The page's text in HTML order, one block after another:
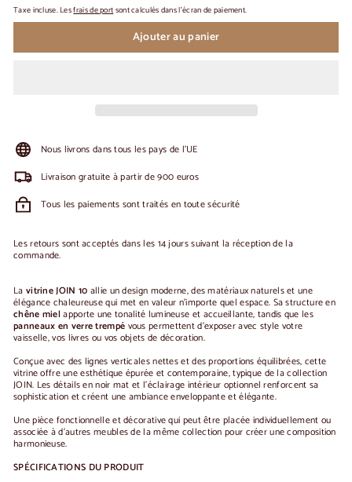
Taxe incluse. Lesfrais de portsont calculés dans l'écran de paiement.
Ajouter au panier
Nous livrons dans tous les pays de l'UE
Livraison gratuite à partir de 900 euros
Tous les paiements sont traités en toute sécurité
Les retours sont acceptés dans les 14 jours suivant la réception de la
commande.
La vitrine JOIN 10 allie un design moderne, des matériaux naturels et une
élégance chaleureuse qui met en valeur n'importe quel espace. Sa structure en
chêne mielapporte une tonalité lumineuse et accueillante, tandis que les
panneaux en verre trempé vous permettent d'exposer avec style votre
vaisselle, vos livres ou vos objets de décoration.
Conçue avec des lignes verticales nettes et des proportions équilibrées, cette
vitrine offre une esthétique épurée et contemporaine, typique de la collection
JOIN. Les détails en noir mat et l'éclairage intérieur optionnel renforcent sa
sophistication et créent une ambiance enveloppante et élégante.
Une pièce fonctionnelle et décorative qui peut être placée individuellement ou
associée à d'autres meubles de la même collection pour créer une composition
harmonieuse.
SPÉCIFICATIONS DU PRODUIT